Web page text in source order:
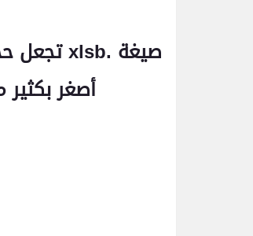
صيغة xlsb.تجعل
أصغر بكثير